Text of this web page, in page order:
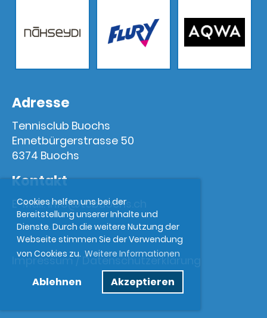
Cookies helfen uns bei der
Bereitstellung unserer Inhalte und
Dienste. Durch die weitere Nutzung der
Webseite stimmen Sie der Verwendung
von Cookies zu. Weitere Informationen
Ablehnen Akzeptieren
Adresse
Tennisclub Buochs
Ennetbürgerstrasse 50
6374 Buochs
Kontakt
E-Mail:info@tcbuochs.ch
Impressum/ Datenschutzerklärung